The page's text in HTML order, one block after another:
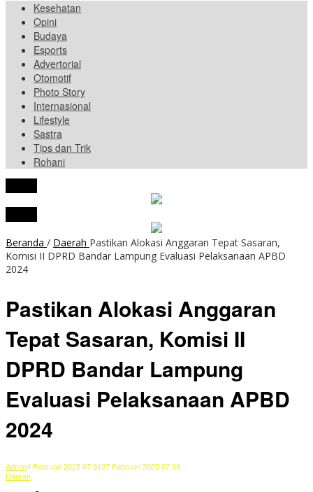
Kesehatan
Opini
Budaya
Esports
Advertorial
Otomotif
Photo Story
Internasional
Lifestyle
Sastra
Tips dan Trik
Rohani
Beranda / Daerah Pastikan Alokasi Anggaran Tepat Sasaran,
Komisi II DPRD Bandar Lampung Evaluasi Pelaksanaan APBD
2024
Pastikan Alokasi Anggaran
Tepat Sasaran, Komisi II
DPRD Bandar Lampung
Evaluasi Pelaksanaan APBD
2024
Admin4 Februari 2025 07:3127 Februari 2025 07:34
Daerah